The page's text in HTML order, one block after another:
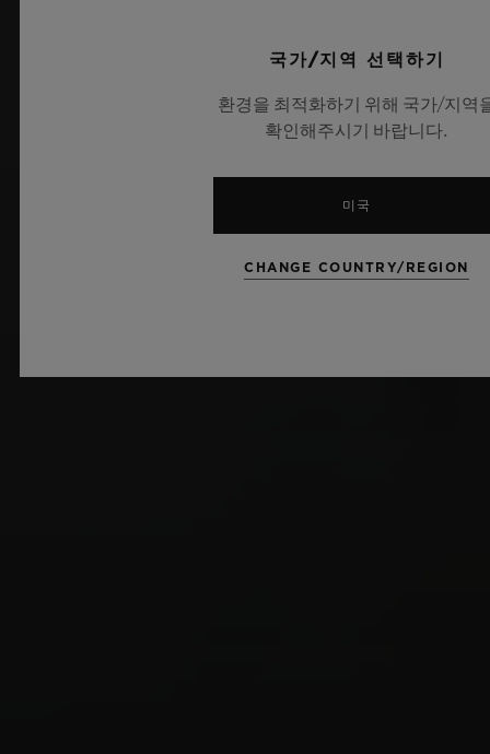
국가/지역 선택하기
환경을 최적화하기 위해 국가/지역
확인해주시기 바랍니다.
미국
CHANGE COUNTRY/REGION